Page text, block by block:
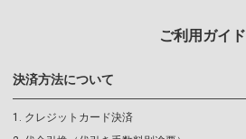
ご利用ガイド
決済方法について
クレジットカード決済